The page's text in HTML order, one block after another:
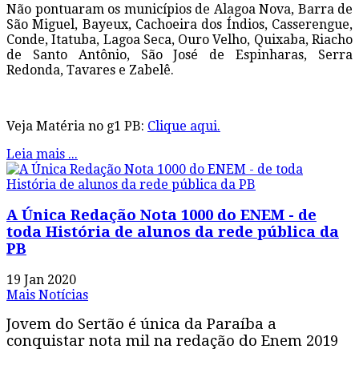
Não pontuaram os municípios de Alagoa Nova, Barra de
São Miguel, Bayeux, Cachoeira dos Índios, Casserengue,
Conde, Itatuba, Lagoa Seca, Ouro Velho, Quixaba, Riacho
de Santo Antônio, São José de Espinharas, Serra
Redonda, Tavares e Zabelê.
Veja Matéria no g1 PB: Clique aqui.
Leia mais ...
A Única Redação Nota 1000 do ENEM - de
toda História de alunos da rede pública da
PB
19 Jan 2020
Mais Notícias
Jovem do Sertão é única da Paraíba a
conquistar nota mil na redação do Enem 2019